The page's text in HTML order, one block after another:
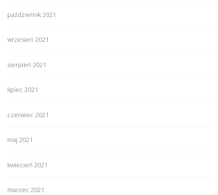
październik 2021
wrzesień 2021
sierpień 2021
lipiec 2021
czerwiec 2021
maj 2021
kwiecień 2021
marzec 2021